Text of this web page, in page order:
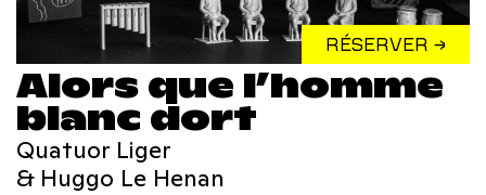
RÉSERVER →
Alors que l’homme
blanc dort
Quatuor Liger
& Huggo Le Henan